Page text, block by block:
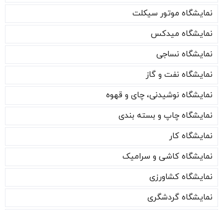
نمایشگاه موتور سیکلت
نمایشگاه میدکس
نمایشگاه نساجی
نمایشگاه نفت و گاز
نمایشگاه نوشیدنی، چای و قهوه
نمایشگاه چاپ و بسته بندی
نمایشگاه کار
نمایشگاه کاشی و سرامیک
نمایشگاه کشاورزی
نمایشگاه گردشگری